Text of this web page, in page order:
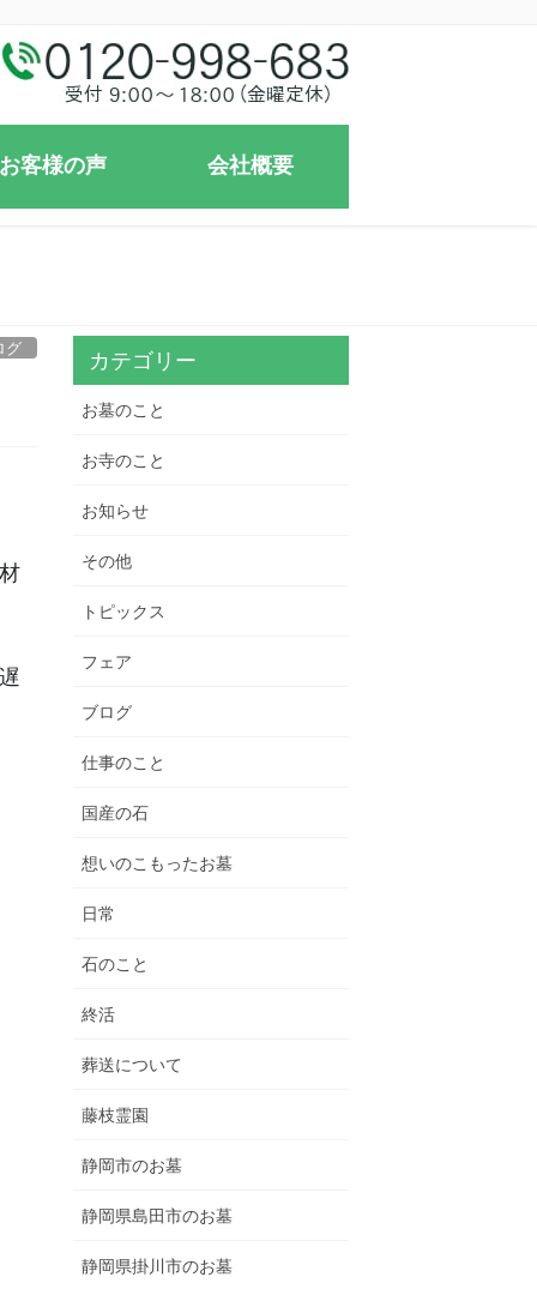
お客様の声 会社概要
グ
カテゴリー
お墓のこと
お寺のこと
お知らせ
その他
トピックス
フェア
ブログ
仕事のこと
国産の石
想いのこもったお墓
日常
石のこと
終活
葬送について
藤枝霊園
静岡市のお墓
静岡県島田市のお墓
静岡県掛川市のお墓